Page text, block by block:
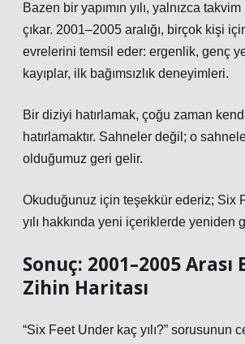
Bazen bir yapımın yılı, yalnızca
çıkar. 2001–2005 aralığı, birçok kişi
evrelerini temsil eder: ergenlik, genç
kayıplar, ilk bağımsızlık deneyimleri.
Bir diziyi hatırlamak, çoğu zaman
hatırlamaktır. Sahneler değil; o
olduğumuz geri gelir.
Okuduğunuz için teşekkür ederiz; Six
yılı hakkında yeni içeriklerde yeniden
Sonuç: 2001–2005
Zihin Haritası
“Six Feet Under kaç yılı?” sorusunun